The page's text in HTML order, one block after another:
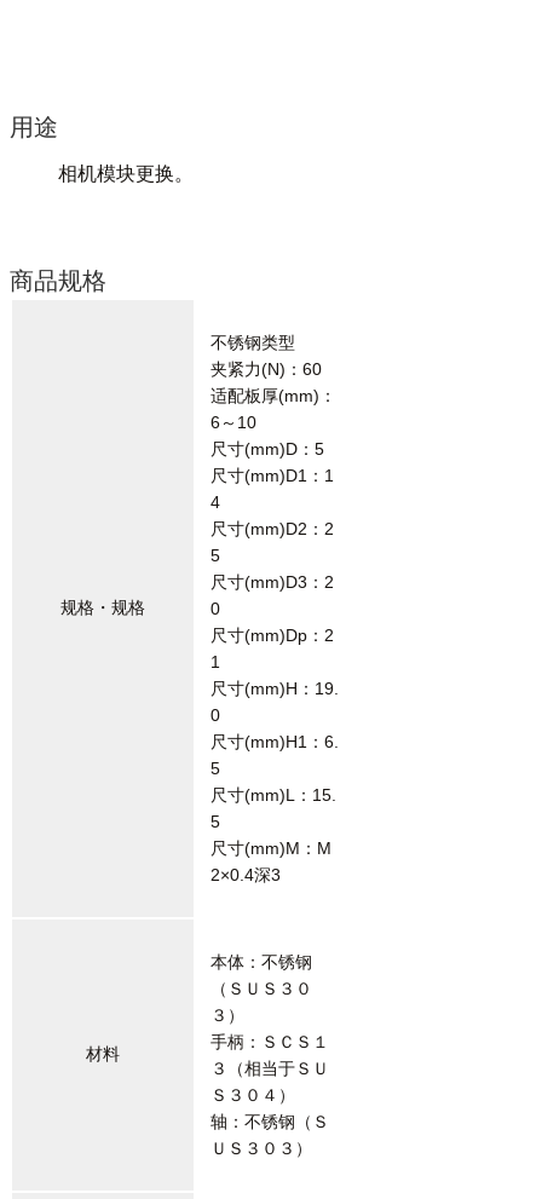
用途
相机模块更换。
商品规格
规格・规格
不锈钢类型
夹紧力(N)：60
适配板厚(mm)：
6～10
尺寸(mm)D：5
尺寸(mm)D1：1
4
尺寸(mm)D2：2
5
尺寸(mm)D3：2
0
尺寸(mm)Dp：2
1
尺寸(mm)H：19.
0
尺寸(mm)H1：6.
5
尺寸(mm)L：15.
5
尺寸(mm)M：M
2×0.4深3
材料
本体：不锈钢
（ＳＵＳ３０
３）
手柄：ＳＣＳ１
３（相当于ＳＵ
Ｓ３０４）
轴：不锈钢（Ｓ
ＵＳ３０３）